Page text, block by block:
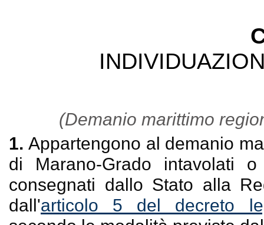
(Demanio marittimo
1.Appartengono al demanio
di Marano-Grado intavolati
consegnati dallo Stato alla
dall'articolo 5 del decreto